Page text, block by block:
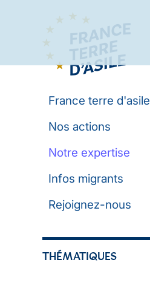
France terre d'asile
Nos actions
Notre expertise
Infos migrants
Rejoignez-nous
THÉMATIQUES